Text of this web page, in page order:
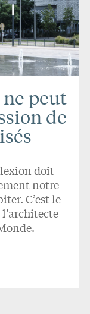
peut
de
doit
notre
C’est le